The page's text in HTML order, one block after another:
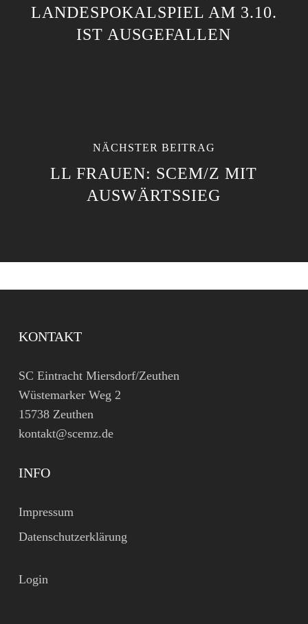
LANDESPOKALSPIEL AM 3.10.
IST AUSGEFALLEN
NÄCHSTER BEITRAG
LL FRAUEN: SCEM/Z MIT
AUSWÄRTSSIEG
KONTAKT
SC Eintracht Miersdorf/Zeuthen
Wüstemarker Weg 2
15738 Zeuthen
kontakt@scemz.de
INFO
Impressum
Datenschutzerklärung
Login